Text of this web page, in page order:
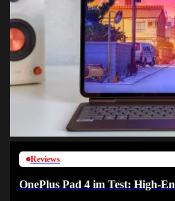
Reviews
OnePlus Pad 4 im Test: High-